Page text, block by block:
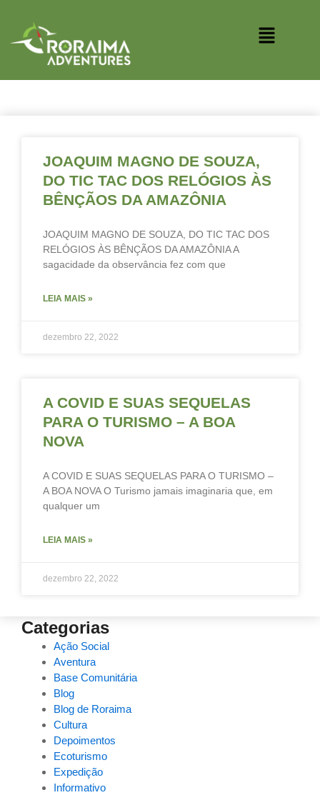
conteúdo
Menu
JOAQUIM MAGNO DE SOUZA,
DO TIC TAC DOS RELÓGIOS ÀS
BÊNÇÃOS DA AMAZÔNIA
JOAQUIM MAGNO DE SOUZA, DO TIC TAC DOS
RELÓGIOS ÀS BÊNÇÃOS DA AMAZÔNIA A
sagacidade da observância fez com que
LEIA MAIS »
dezembro 22, 2022
A COVID E SUAS SEQUELAS
PARA O TURISMO – A BOA
NOVA
A COVID E SUAS SEQUELAS PARA O TURISMO –
A BOA NOVA O Turismo jamais imaginaria que, em
qualquer um
LEIA MAIS »
dezembro 22, 2022
Categorias
Ação Social
Aventura
Base Comunitária
Blog
Blog de Roraima
Cultura
Depoimentos
Ecoturismo
Expedição
Informativo